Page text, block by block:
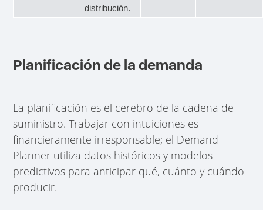
distribución.
Planificación de la demanda
La planificación es el cerebro de la cadena de
suministro. Trabajar con intuiciones es
financieramente irresponsable; el Demand
Planner utiliza datos históricos y modelos
predictivos para anticipar qué, cuánto y cuándo
producir.